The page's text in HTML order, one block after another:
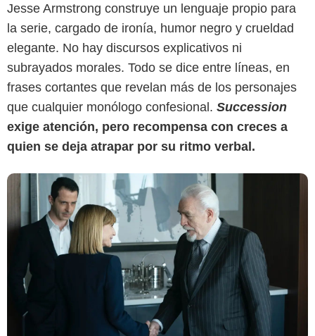
Jesse Armstrong construye un lenguaje propio para
la serie, cargado de ironía, humor negro y crueldad
elegante. No hay discursos explicativos ni
subrayados morales. Todo se dice entre líneas, en
frases cortantes que revelan más de los personajes
que cualquier monólogo confesional. Succession
exige atención, pero recompensa con creces a
quien se deja atrapar por su ritmo verbal.
HBO Max